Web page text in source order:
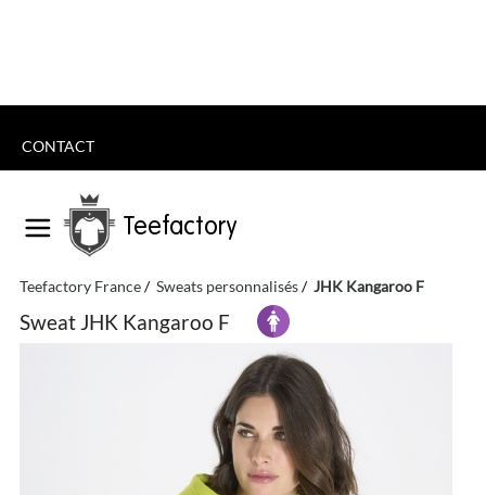
CONTACT
Teefactory
Teefactory France Sweats personnalisés JHK Kangaroo F
Sweat JHK Kangaroo F